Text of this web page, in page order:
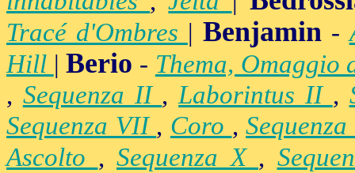
Tracé d'Ombres | Benjamin-
Hill |Berio - Thema, Omaggio
, Sequenza II ,Laborintus II ,
Sequenza VII , Coro ,
Ascolto , Sequenza X ,